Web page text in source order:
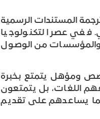
المستندات الرسمية
ففي عصر التكنولوجيا
والمؤسسات من الوصول
ومؤهل يتمتع بخبرة
اللغات، بل يتمتعون
مما يساعدهم على تقديم